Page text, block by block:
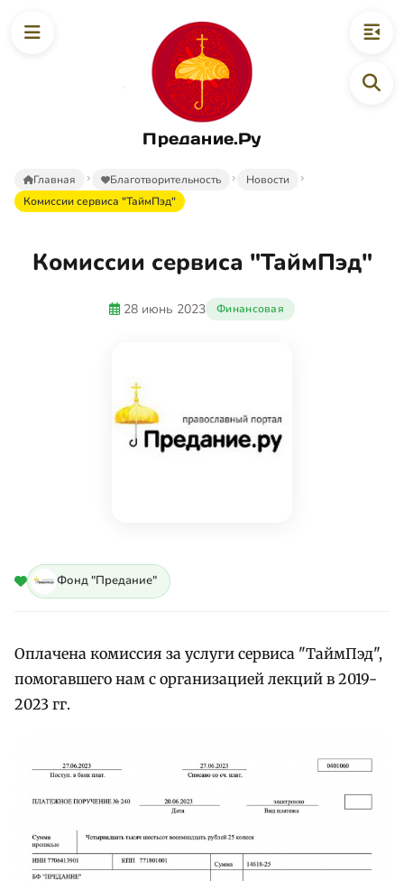
Предание.Ру
Главная Благотворительность
Новости
Комиссии сервиса "ТаймПэд"
Комиссии сервиса "ТаймПэд"
28 июнь 2023 Финансовая
Фонд "Предание"
Оплачена комиссия за услуги сервиса "ТаймПэд",
помогавшего нам с организацией лекций в 2019-
2023 гг.